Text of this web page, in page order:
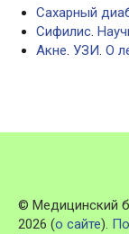
Сахарный
Сифилис.
Акне. УЗИ. О
© Медицинский
2026 (о сайте).